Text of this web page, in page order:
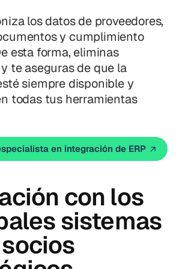
los datos de proveedores,
y cumplimiento
esta forma, eliminas
te aseguras de que la
siempre disponible y
todas tus herramientas
en integración de ERP
con los
sistemas
socios